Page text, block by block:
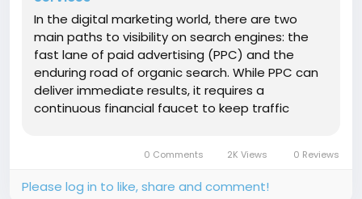
In the digital marketing world, there are two
main paths to visibility on search engines: the
fast lane of paid advertising (PPC) and the
enduring road of organic search. While PPC can
deliver immediate results, it requires a
continuous financial faucet to keep traffic
on building a sustainable...
0 Comments 2K Views 0 Reviews
Please log in to like, share and comment!